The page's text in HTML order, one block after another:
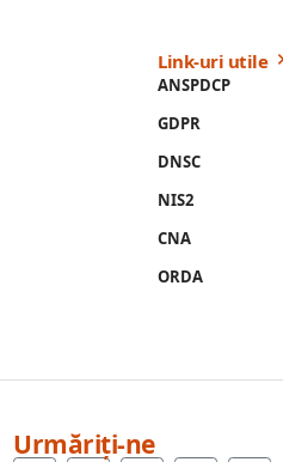
Link-uri utile
ANSPDCP
GDPR
DNSC
NIS2
CNA
ORDA
Urmăriți-ne